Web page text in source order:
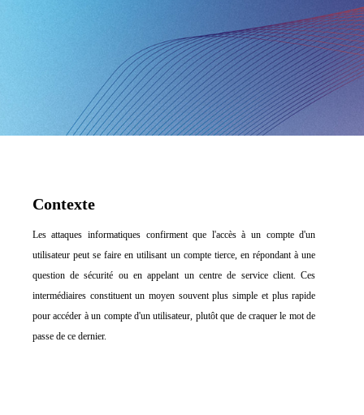
Contexte
Les attaques informatiques confirment que l'accès à un compte d'un
utilisateur peut se faire en utilisant un compte tierce, en répondant à une
question de sécurité ou en appelant un centre de service client. Ces
intermédiaires constituent un moyen souvent plus simple et plus rapide
pour accéder à un compte d'un utilisateur, plutôt que de craquer le mot de
passe de ce dernier.